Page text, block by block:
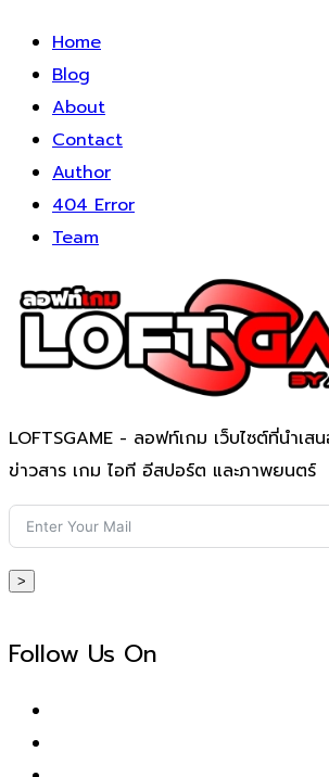
Home
Blog
About
Contact
Author
404 Error
Team
LOFTSGAME - ลอฟท์เกม เว็บไซต์ที่นำเส
ข่าวสาร เกม ไอที อีสปอร์ต และภาพยนตร์
>
Follow Us On